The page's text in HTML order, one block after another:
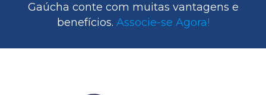
Gaúcha conte com muitas vantagens e
benefícios. Associe-se Agora!